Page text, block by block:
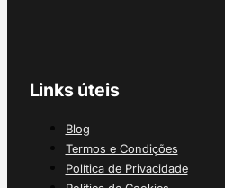
Links úteis
Blog
Termos e Condições
Política de Privacidade